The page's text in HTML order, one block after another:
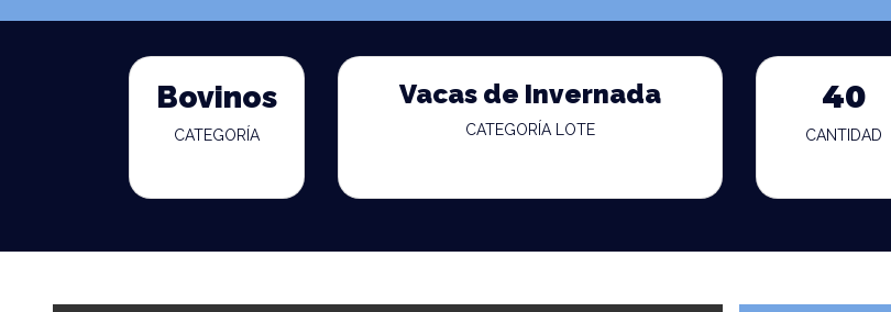
Bovinos
CATEGORÍA
Vacas de Invernada
CATEGORÍA LOTE
40
CANTIDAD